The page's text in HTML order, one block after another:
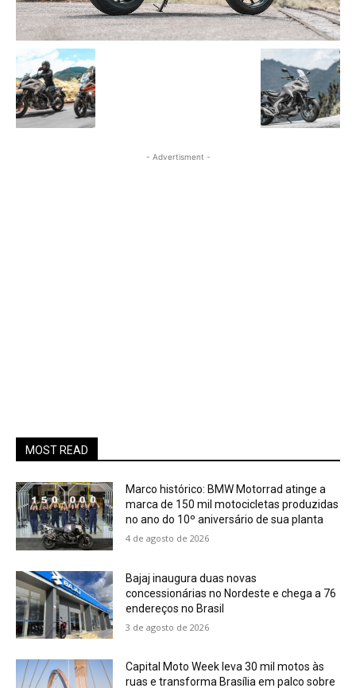
- Advertisment -
MOST READ
Marco histórico: BMW Motorrad atinge a
marca de 150 mil motocicletas produzidas
no ano do 10º aniversário de sua planta
4 de agosto de 2026
Bajaj inaugura duas novas
concessionárias no Nordeste e chega a 76
endereços no Brasil
3 de agosto de 2026
Capital Moto Week leva 30 mil motos às
ruas e transforma Brasília em palco sobre